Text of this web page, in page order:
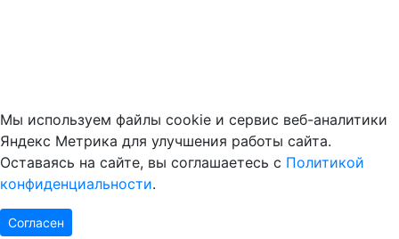
Мы используем файлы cookie и сервис веб-аналитики
Яндекс Метрика для улучшения работы сайта.
Оставаясь на сайте, вы соглашаетесь с Политикой
конфиденциальности.
Согласен